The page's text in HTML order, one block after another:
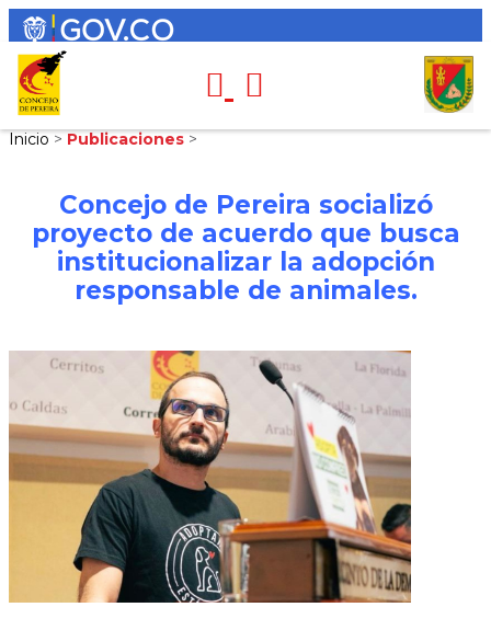
Inicio > Publicaciones >
Concejo de Pereira socializó
proyecto de acuerdo que busca
institucionalizar la adopción
responsable de animales.